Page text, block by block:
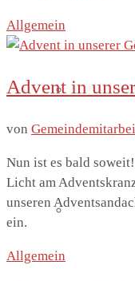
Geschichte
Allgemein
Advent in
von
Nun ist es bald
Licht am
unseren
ein.
Allgemein